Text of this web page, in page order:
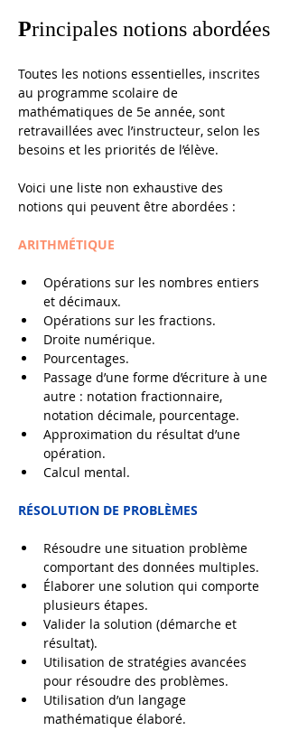
Principales notions abordées
Toutes les notions essentielles, inscrites
au programme scolaire de
mathématiques de 5e année, sont
retravaillées avec l’instructeur, selon les
besoins et les priorités de l’élève.
Voici une liste non exhaustive des
notions qui peuvent être abordées :
ARITHMÉTIQUE
Opérations sur les nombres entiers
et décimaux.
Opérations sur les fractions.
Droite numérique.
Pourcentages.
Passage d’une forme d’écriture à une
autre : notation fractionnaire,
notation décimale, pourcentage.
Approximation du résultat d’une
opération.
Calcul mental.
RÉSOLUTION DE PROBLÈMES
Résoudre une situation problème
comportant des données multiples.
Élaborer une solution qui comporte
plusieurs étapes.
Valider la solution (démarche et
résultat).
Utilisation de stratégies avancées
pour résoudre des problèmes.
Utilisation d’un langage
mathématique élaboré.